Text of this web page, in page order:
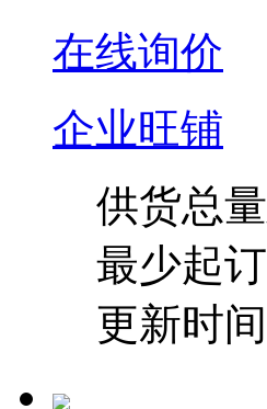
在线询价
企业旺铺
供货总量
最少起订
更新时间